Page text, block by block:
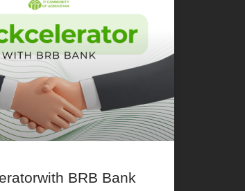
BRB Bank